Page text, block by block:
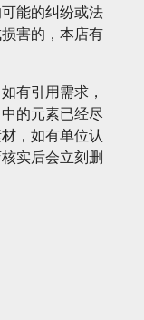
能的纠纷或法
害的，本店有
有引用需求，
的元素已经尽
，如有单位认
实后会立刻删